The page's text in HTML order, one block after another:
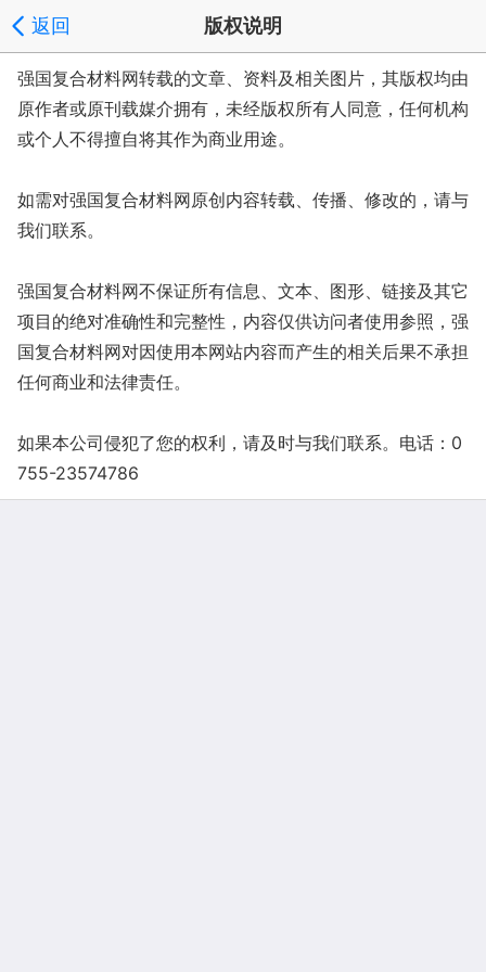
返回 版权说明
强国复合材料网转载的文章、资料及相关图片，其版权均由
原作者或原刊载媒介拥有，未经版权所有人同意，任何机构
或个人不得擅自将其作为商业用途。
如需对强国复合材料网原创内容转载、传播、修改的，请与
我们联系。
强国复合材料网不保证所有信息、文本、图形、链接及其它
项目的绝对准确性和完整性，内容仅供访问者使用参照，强
国复合材料网对因使用本网站内容而产生的相关后果不承担
任何商业和法律责任。
如果本公司侵犯了您的权利，请及时与我们联系。电话：0
755-23574786